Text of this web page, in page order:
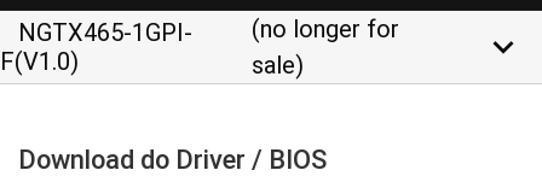
NGTX465-1GPI-
F(V1.0)
(no longer for
sale)
keyboard_arrow_down
Download do Driver / BIOS